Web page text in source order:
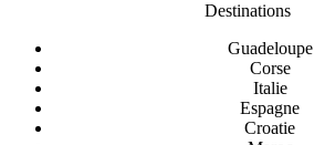
Destinations
Guadeloupe
Corse
Italie
Espagne
Croatie